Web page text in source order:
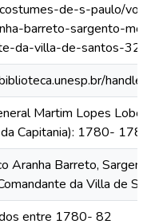
de-s-paulo/
barreto-sargento-
da-villa-de-santos-32
Martim Lopes Lobo
Capitania): 1780-
Aranha Barreto,
da Villa de
entre 1780- 82